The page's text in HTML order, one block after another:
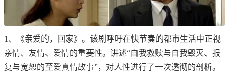
1、《亲爱的，回家》。该剧呼吁在快节奏的都市生活中正视
亲情、友情、爱情的重要性。讲述“自我救赎与自我毁灭、报
复与宽恕的至爱真情故事”，对人性进行了一次透彻的剖析。